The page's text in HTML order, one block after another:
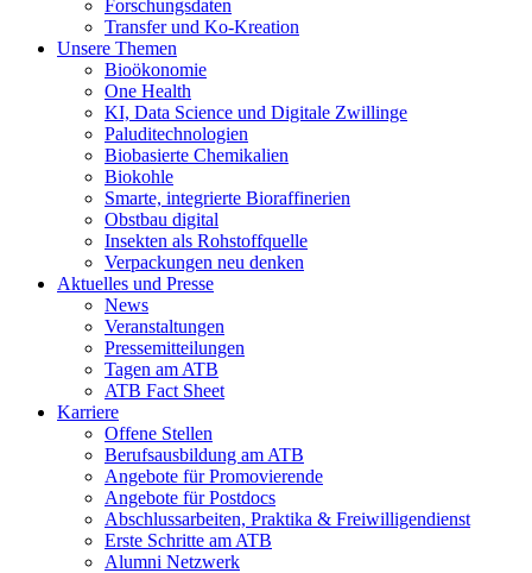
Forschungsdaten
Transfer und Ko-Kreation
Unsere Themen
Bioökonomie
One Health
KI, Data Science und Digitale Zwillinge
Paluditechnologien
Biobasierte Chemikalien
Biokohle
Smarte, integrierte Bioraffinerien
Obstbau digital
Insekten als Rohstoffquelle
Verpackungen neu denken
Aktuelles und Presse
News
Veranstaltungen
Pressemitteilungen
Tagen am ATB
ATB Fact Sheet
Karriere
Offene Stellen
Berufsausbildung am ATB
Angebote für Promovierende
Angebote für Postdocs
Abschlussarbeiten, Praktika & Freiwilligendienst
Erste Schritte am ATB
Alumni Netzwerk